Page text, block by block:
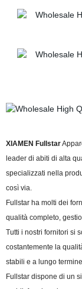
XIAMEN Fullstar
leader di abiti di alta
specializzati nella
così via.
Fullstar ha molti dei
qualità completo,
Tutti i nostri fornitori si
costantemente la
stabili e a lungo
Fullstar dispone di un